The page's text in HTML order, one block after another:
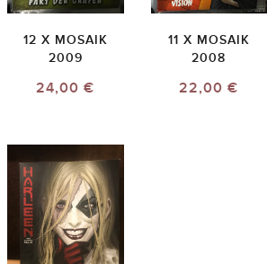
12 X MOSAIK
2009
24,00 €
11 X MOSAIK
2008
22,00 €